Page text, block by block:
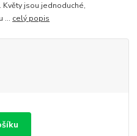
Květy jsou jednoduché,
... celý popis